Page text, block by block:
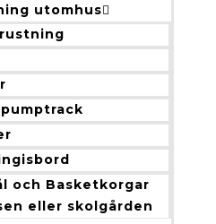
utomhus
och Basketkorgar
eller skolgården